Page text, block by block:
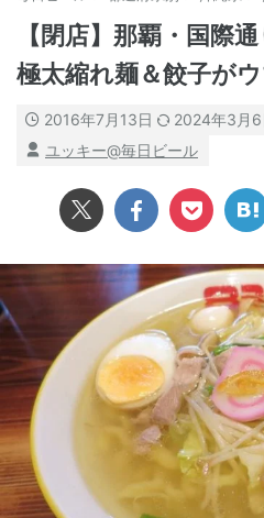
【閉店】那覇・国際
極太縮れ麺＆餃子がウ
2016年7月13日
2024年3月6
ユッキー@毎日ビール